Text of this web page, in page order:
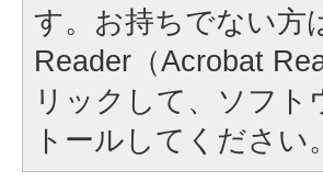
す。お持ちでない方
Reader（Acrobat
リックして、ソフ
トールしてください。